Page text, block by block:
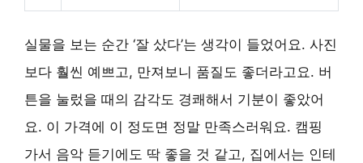
실물을 보는 순간 ‘잘 샀다’는 생각이 들었어요. 사진
보다 훨씬 예쁘고, 만져보니 품질도 좋더라고요. 버
튼을 눌렀을 때의 감각도 경쾌해서 기분이 좋았어
요. 이 가격에 이 정도면 정말 만족스러워요. 캠핑
가서 음악 듣기에도 딱 좋을 것 같고, 집에서는 인테